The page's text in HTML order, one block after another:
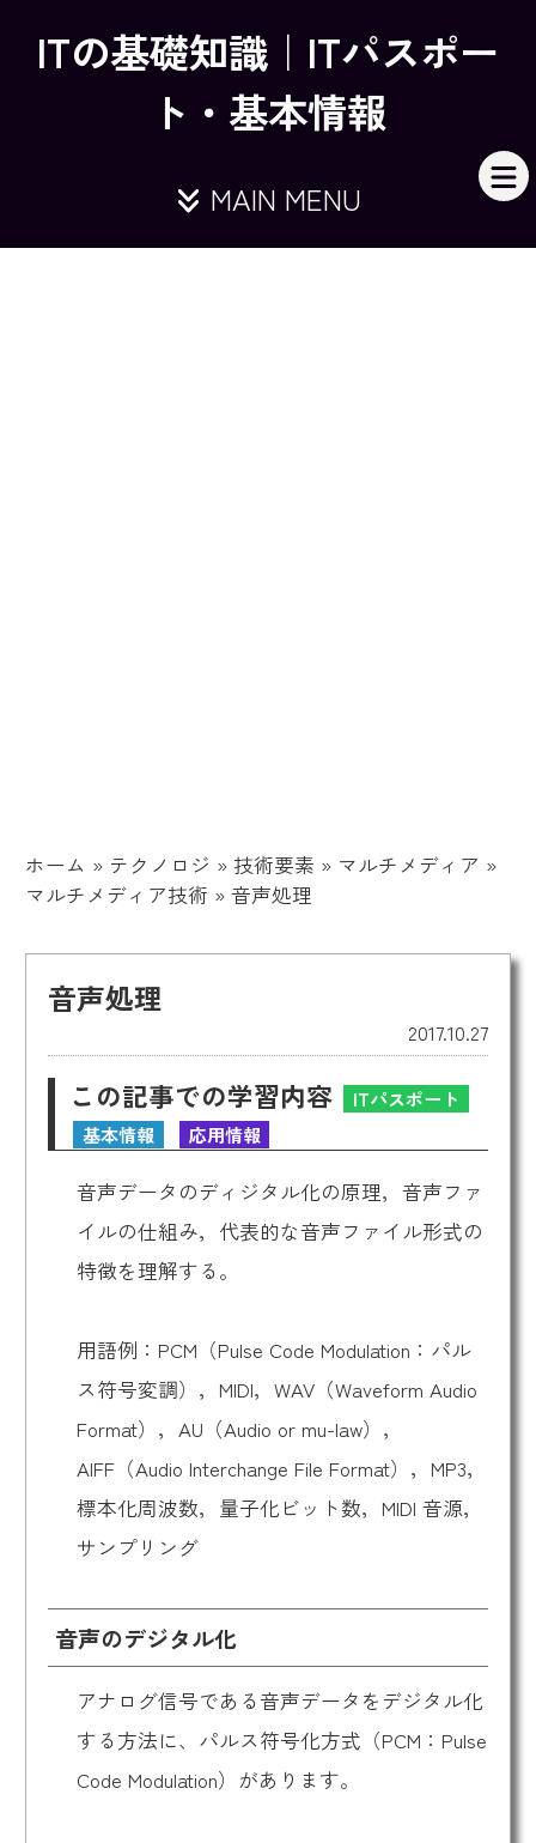
ITの基礎知識｜ITパスポー
ト・基本情報
MAIN MENU
ホーム » テクノロジ » 技術要素 » マルチメディア »
マルチメディア技術 »音声処理
音声処理
2017.10.27
この記事での学習内容
ITパスポート
基本情報
応用情報
音声データのディジタル化の原理，音声ファ
イルの仕組み，代表的な音声ファイル形式の
特徴を理解する。
用語例：PCM（Pulse Code Modulation：パル
ス符号変調），MIDI，WAV（Waveform Audio
Format），AU（Audio or mu-law），
AIFF（Audio Interchange File Format），MP3，
標本化周波数，量子化ビット数，MIDI 音源，
サンプリング
音声のデジタル化
アナログ信号である音声データをデジタル化
する方法に、パルス符号化方式（PCM：Pulse
Code Modulation）があります。